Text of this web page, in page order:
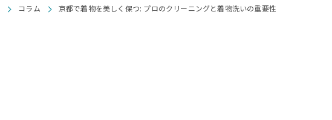
コラム 京都で着物を美しく保つ: プロのクリーニングと着物洗いの重要性